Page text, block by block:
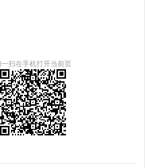
一扫在手机打开当前页